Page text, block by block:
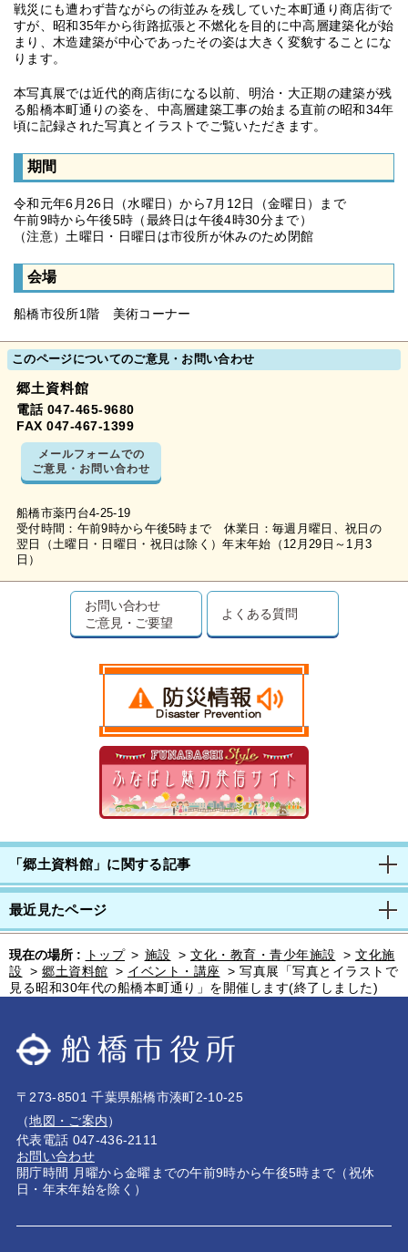
戦災にも遭わず昔ながらの街並みを残していた本町通り商店街で
すが、昭和35年から街路拡張と不燃化を目的に中高層建築化が始
まり、木造建築が中心であったその姿は大きく変貌することにな
ります。
本写真展では近代的商店街になる以前、明治・大正期の建築が残
る船橋本町通りの姿を、中高層建築工事の始まる直前の昭和34年
頃に記録された写真とイラストでご覧いただきます。
期間
令和元年6月26日（水曜日）から7月12日（金曜日）まで
午前9時から午後5時（最終日は午後4時30分まで）
（注意）土曜日・日曜日は市役所が休みのため閉館
会場
船橋市役所1階 美術コーナー
このページについてのご意見・お問い合わせ
郷土資料館
電話 047-465-9680
FAX 047-467-1399
メールフォームでの
ご意見・お問い合わせ
船橋市薬円台4-25-19
受付時間：午前9時から午後5時まで 休業日：毎週月曜日、祝日の
翌日（土曜日・日曜日・祝日は除く）年末年始（12月29日～1月3
日）
お問い合わせ
ご意見・ご要望
よくある質問
「郷土資料館」に関する記事
最近見たページ
現在の場所 : トップ > 施設 > 文化・教育・青少年施設 > 文化施
設
> 郷土資料館 > イベント・講座 > 写真展「写真とイラストで
見る昭和30年代の船橋本町通り」を開催します(終了しました)
〒273-8501 千葉県船橋市湊町2-10-25
（地図・ご案内）
代表電話 047-436-2111
お問い合わせ
開庁時間 月曜から金曜までの午前9時から午後5時まで（祝休
日・年末年始を除く）